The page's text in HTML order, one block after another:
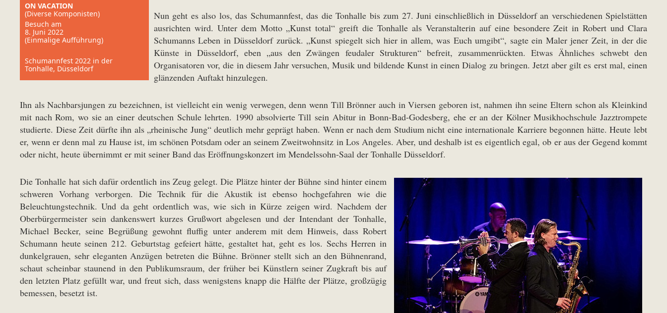
ON VACATION
(Diverse Komponisten)
Besuch am
8. Juni 2022
(Einmalige Aufführung)
Schumannfest 2022 in der
Tonhalle, Düsseldorf
Nun geht es also los, das Schumannfest, das die Tonhalle bis zum 27. Juni einschließlich in Düsseldorf an verschiedenen Spielstätten
ausrichten wird. Unter dem Motto „Kunst total“ greift die Tonhalle als Veranstalterin auf eine besondere Zeit in Robert und Clara
Schumanns Leben in Düsseldorf zurück. „Kunst spiegelt sich hier in allem, was Euch umgibt“, sagte ein Maler jener Zeit, in der die
Künste in Düsseldorf, eben „aus den Zwängen feudaler Strukturen“ befreit, zusammenrückten. Etwas Ähnliches schwebt den
Organisatoren vor, die in diesem Jahr versuchen, Musik und bildende Kunst in einen Dialog zu bringen. Jetzt aber gilt es erst mal, einen
glänzenden Auftakt hinzulegen.
Ihn als Nachbarsjungen zu bezeichnen, ist vielleicht ein wenig verwegen, denn wenn Till Brönner auch in Viersen geboren ist, nahmen ihn seine Eltern schon als Kleinkind
mit nach Rom, wo sie an einer deutschen Schule lehrten. 1990 absolvierte Till sein Abitur in Bonn-Bad-Godesberg, ehe er an der Kölner Musikhochschule Jazztrompete
studierte. Diese Zeit dürfte ihn als „rheinische Jung“ deutlich mehr geprägt haben. Wenn er nach dem Studium nicht eine internationale Karriere begonnen hätte. Heute lebt
er, wenn er denn mal zu Hause ist, im schönen Potsdam oder an seinem Zweitwohnsitz in Los Angeles. Aber, und deshalb ist es eigentlich egal, ob er aus der Gegend kommt
oder nicht, heute übernimmt er mit seiner Band das Eröffnungskonzert im Mendelssohn-Saal der Tonhalle Düsseldorf.
Die Tonhalle hat sich dafür ordentlich ins Zeug gelegt. Die Plätze hinter der Bühne sind hinter einem
schweren Vorhang verborgen. Die Technik für die Akustik ist ebenso hochgefahren wie die
Beleuchtungstechnik. Und da geht ordentlich was, wie sich in Kürze zeigen wird. Nachdem der
Oberbürgermeister sein dankenswert kurzes Grußwort abgelesen und der Intendant der Tonhalle,
Michael Becker, seine Begrüßung gewohnt fluffig unter anderem mit dem Hinweis, dass Robert
Schumann heute seinen 212. Geburtstag gefeiert hätte, gestaltet hat, geht es los. Sechs Herren in
dunkelgrauen, sehr eleganten Anzügen betreten die Bühne. Brönner stellt sich an den Bühnenrand,
schaut scheinbar staunend in den Publikumsraum, der früher bei Künstlern seiner Zugkraft bis auf
den letzten Platz gefüllt war, und freut sich, dass wenigstens knapp die Hälfte der Plätze, großzügig
bemessen, besetzt ist.